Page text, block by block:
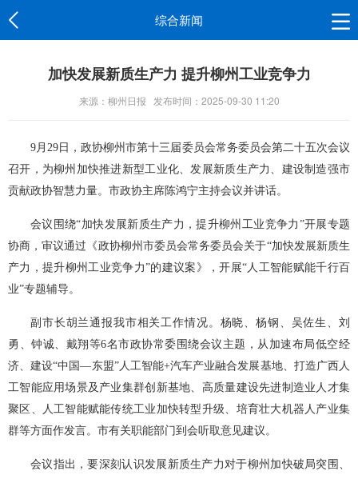
综合新闻
加快发展新质生产力 提升柳州工业竞争力
来源：柳州日报 发布时间：2025-09-30 11:20
9月29日，政协柳州市第十三届委员会常务委员会第二十五次会议
召开，为柳州加快推进新型工业化、发展新质生产力、建设制造强市
贡献政协智慧力量。市政协主席陈鸿宁主持会议并讲话。
会议围绕“加快发展新质生产力，提升柳州工业竞争力”开展专题
协商，审议通过《政协柳州市委员会常务委员会关于“加快发展新质生
产力，提升柳州工业竞争力”的建议案》，开展“人工智能赋能千行百
业”专题辅导。
副市长胡兰通报我市相关工作情况。杨晓、杨钢、吴佐生、刘
勇、钟诚、戴翔等6名市政协常委围绕会议主题，从加速布局低空经
济、建设“中国—东盟”人工智能+汽车产业融合发展基地、打造广西人
工智能应用场景及产业集群创新基地、高质量建设先进制造业人才集
聚区、人工智能赋能传统工业加快转型升级、培育壮大机器人产业集
群等方面作发言。市有关职能部门到会听取意见建议。
会议指出，要深刻认识发展新质生产力对于柳州加快破局突围、